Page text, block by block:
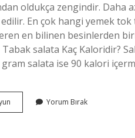
oldukça zengindir.
edilir. En çok hangi yemek
en bilinen besinlerden
salata Kaç Kaloridir?
salata ise 90 kalori
Yemek
Yorum Bırak